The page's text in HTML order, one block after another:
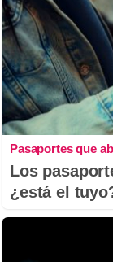
Pasaportes que
Los
¿está el